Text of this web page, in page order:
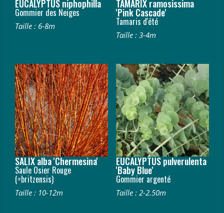
EUCALYPTUS niphophilla
Gommier des Neiges
Taille : 6-8m
TAMARIX ramosissima
'Pink Cascade'
Tamaris d'été
Taille : 3-4m
SALIX alba 'Chermesina'
Saule Osier Rouge
(=britzensis)
Taille : 10-12m
EUCALYPTUS pulverulenta
'Baby Blue'
Gommier argenté
Taille : 2-2.50m